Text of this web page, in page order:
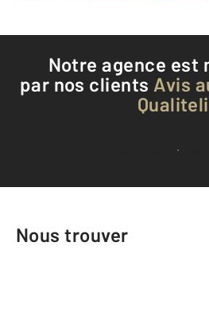
Notre agence est
par nos clients Avis
Voir tous les
Nous trouver